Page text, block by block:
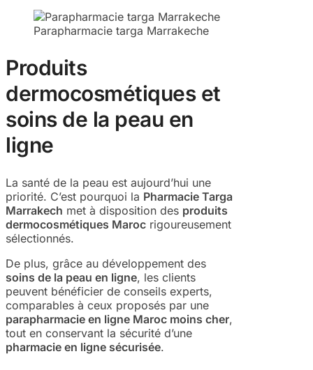
Parapharmacie targa Marrakeche
Produits
dermocosmétiques et
soins de la peau en
ligne
La santé de la peau est aujourd’hui une
priorité. C’est pourquoi la Pharmacie Targa
Marrakech met à disposition des produits
dermocosmétiques Maroc rigoureusement
sélectionnés.
De plus, grâce au développement des
soins de la peau en ligne, les clients
peuvent bénéficier de conseils experts,
comparables à ceux proposés par une
parapharmacie en ligne Maroc moins cher,
tout en conservant la sécurité d’une
pharmacie en ligne sécurisée.